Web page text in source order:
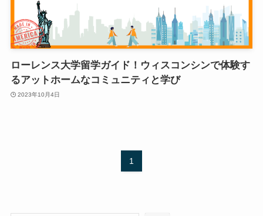
ローレンス大学留学ガイド！ウィスコンシンで体験す
るアットホームなコミュニティと学び
2023年10月4日
1